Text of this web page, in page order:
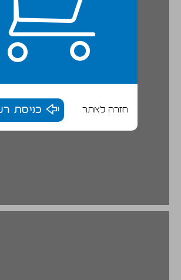
חזרה לאתר כניסת